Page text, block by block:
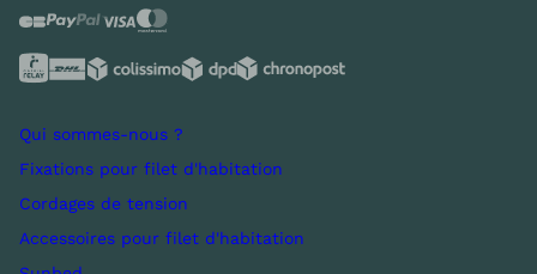
Qui sommes-nous ?
Fixations pour filet d'habitation
Cordages de tension
Accessoires pour filet d'habitation